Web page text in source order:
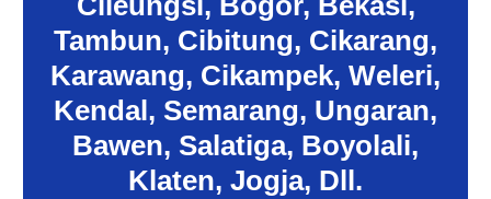
Tambun, Cibitung, Cikarang,
Karawang, Cikampek, Weleri,
Kendal, Semarang, Ungaran,
Bawen, Salatiga, Boyolali,
Klaten, Jogja, Dll.